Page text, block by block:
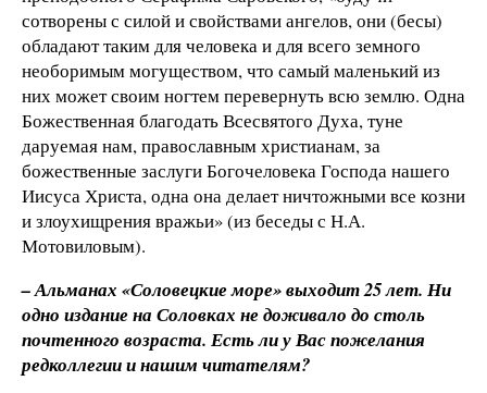
сотворены с силой и свойствами ангелов, они (бесы)
обладают таким для человека и для всего земного
необоримым могуществом, что самый маленький из
них может своим ногтем перевернуть всю землю. Одна
Божественная благодать Всесвятого Духа, туне
даруемая нам, православным христианам, за
божественные заслуги Богочеловека Господа нашего
Иисуса Христа, одна она делает ничтожными все козни
и злоухищрения вражьи» (из беседы с Н.А.
Мотовиловым).
– Альманах «Соловецкие море» выходит 25 лет. Ни
одно издание на Соловках не доживало до столь
почтенного возраста. Есть ли у Вас пожелания
редколлегии и нашим читателям?